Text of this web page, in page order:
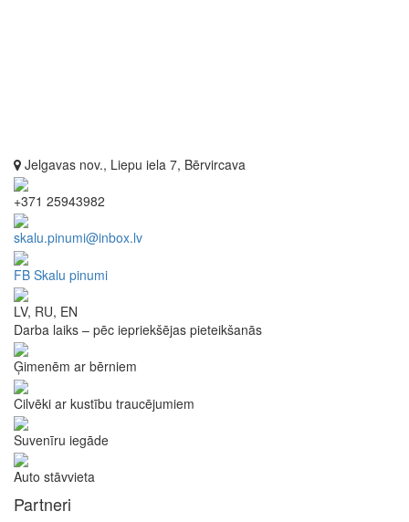
Jelgavas nov., Liepu iela 7, Bērvircava
+371 25943982
skalu.pinumi@inbox.lv
FB Skalu pinumi
LV, RU, EN
Darba laiks – pēc iepriekšējas pieteikšanās
Ģimenēm ar bērniem
Cilvēki ar kustību traucējumiem
Suvenīru iegāde
Auto stāvvieta
Partneri